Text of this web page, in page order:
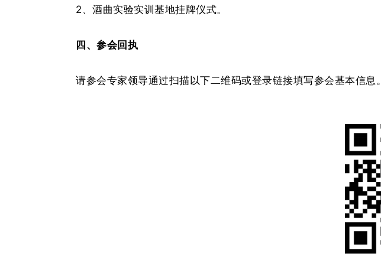
2、酒曲实验实训基地挂牌仪式。
四、参会回执
请参会专家领导通过扫描以下二维码或登录链接填写参会基本信息。